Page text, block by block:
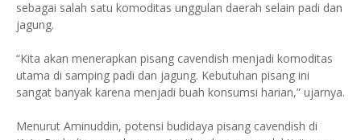
sebagai salah satu komoditas unggulan daerah selain padi dan
jagung.
“Kita akan menerapkan pisang cavendish menjadi komoditas
utama di samping padi dan jagung. Kebutuhan pisang ini
sangat banyak karena menjadi buah konsumsi harian,” ujarnya.
Menurut Aminuddin, potensi budidaya pisang cavendish di